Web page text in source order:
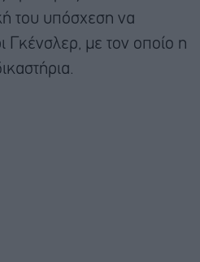
του υπόσχεση να
Γκένσλερ, με τον οποίο η